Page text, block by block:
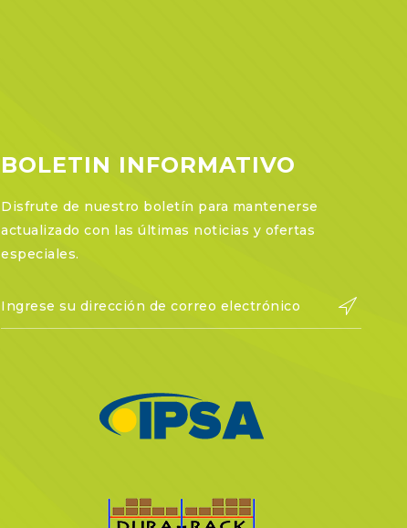
BOLETIN INFORMATIVO
Disfrute de nuestro boletín para mantenerse
actualizado con las últimas noticias y ofertas
especiales.